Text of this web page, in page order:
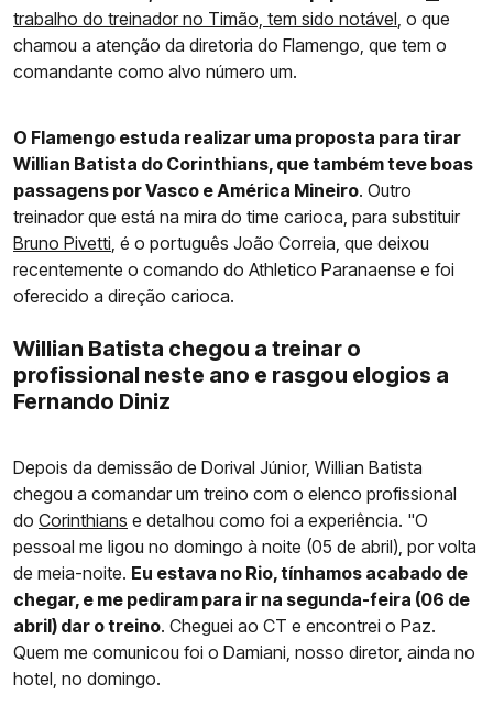
trabalho do treinador no Timão, tem sido notável, o que
chamou a atenção da diretoria do Flamengo, que tem o
comandante como alvo número um.
O Flamengo estuda realizar uma proposta para tirar
Willian Batista do Corinthians, que também teve boas
passagens por Vasco e América Mineiro. Outro
treinador que está na mira do time carioca, para substituir
Bruno Pivetti, é o português João Correia, que deixou
recentemente o comando do Athletico Paranaense e foi
oferecido a direção carioca.
Willian Batista chegou a treinar o
profissional neste ano e rasgou elogios a
Fernando Diniz
Depois da demissão de Dorival Júnior, Willian Batista
chegou a comandar um treino com o elenco profissional
do Corinthians e detalhou como foi a experiência. "O
pessoal me ligou no domingo à noite (05 de abril), por volta
de meia-noite. Eu estava no Rio, tínhamos acabado de
chegar, e me pediram para ir na segunda-feira (06 de
abril) dar o treino. Cheguei ao CT e encontrei o Paz.
Quem me comunicou foi o Damiani, nosso diretor, ainda no
hotel, no domingo.